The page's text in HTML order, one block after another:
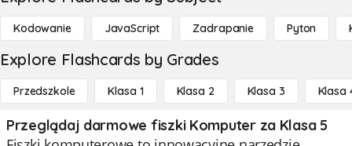
Kodowanie JavaScript Zadrapanie Pyton
Explore Flashcards by Grades
Przedszkole Klasa 1 Klasa 2 Klasa 3 Klasa
Przeglądaj darmowe fiszki Komputer za Klasa 5